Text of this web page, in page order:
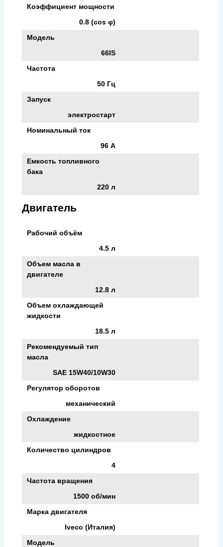
Коэффициент мощности
0.8 (cos φ)
Модель
66IS
Частота
50 Гц
Запуск
электростарт
Номинальный ток
96 А
Емкость топливного
бака
220 л
Двигатель
Рабочий объём
4.5 л
Объем масла в
двигателе
12.8 л
Объем охлаждающей
жидкости
18.5 л
Рекомендуемый тип
масла
SAE 15W40/10W30
Регулятор оборотов
механический
Охлаждение
жидкостное
Количество цилиндров
4
Частота вращения
1500 об/мин
Марка двигателя
Iveco (Италия)
Модель